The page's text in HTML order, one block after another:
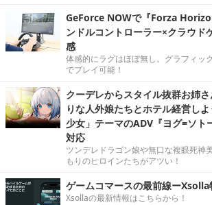
GeForce NOWで『Forza
ンドルコントローラー×クラウド
感
体感的にラグはほぼ無し。グラフィッ
でプレイ可能！
クーデレからスタイル抜群お姉
りな人外娘たちとホテル経営し
少女」テーマのADV『ヨグ=ソト
対応
ツンデレドラゴン娘や無口な複眼死神
もりのヒロインたちがアツい！
ゲームコマースの最前線ーXsolla
Xsollaの最新情報はこちらから！